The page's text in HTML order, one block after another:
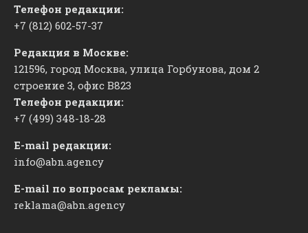
Телефон редакции:
+7 (812) 602-57-37
Редакция в Москве:
121596, город Москва, улица Горбунова, дом 2
строение 3, офис ​В823
Телефон редакции:
+7 (499) 348-18-28
E-mail редакции:
info@abn.agency
E-mail по вопросам рекламы:
reklama@abn.agency